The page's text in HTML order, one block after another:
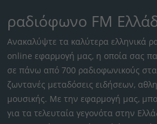
ραδιόφωνο FM
Ανακαλύψτε τα καλύτερα ελληνικά
online εφαρμογή μας, η οποία σας
σε πάνω από 700 ραδιοφωνικούς
ζωντανές μεταδόσεις ειδήσεων,
μουσικής. Με την εφαρμογή μας,
για τα τελευταία γεγονότα στην